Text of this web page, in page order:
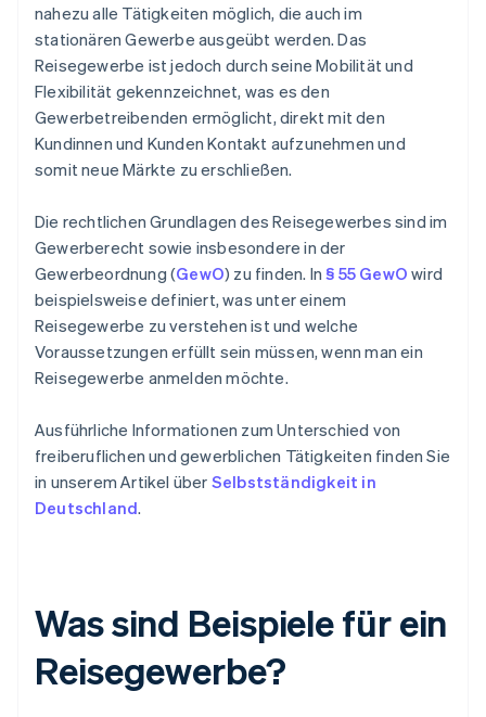
nahezu alle Tätigkeiten möglich, die auch im
stationären Gewerbe ausgeübt werden. Das
Reisegewerbe ist jedoch durch seine Mobilität und
Flexibilität gekennzeichnet, was es den
Gewerbetreibenden ermöglicht, direkt mit den
Kundinnen und Kunden Kontakt aufzunehmen und
somit neue Märkte zu erschließen.
Die rechtlichen Grundlagen des Reisegewerbes sind im
Gewerberecht sowie insbesondere in der
Gewerbeordnung (GewO) zu finden. In§ 55 GewO wird
beispielsweise definiert, was unter einem
Reisegewerbe zu verstehen ist und welche
Voraussetzungen erfüllt sein müssen, wenn man ein
Reisegewerbe anmelden möchte.
Ausführliche Informationen zum Unterschied von
freiberuflichen und gewerblichen Tätigkeiten finden Sie
in unserem Artikel über Selbstständigkeit in
Deutschland.
Was sind Beispiele für ein
Reisegewerbe?